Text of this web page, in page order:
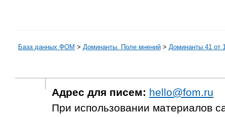
База данных ФОМ > Доминанты. Поле мнений > Доминанты 41 от
Адрес для писем: hello@fom.ru
При использовании материалов